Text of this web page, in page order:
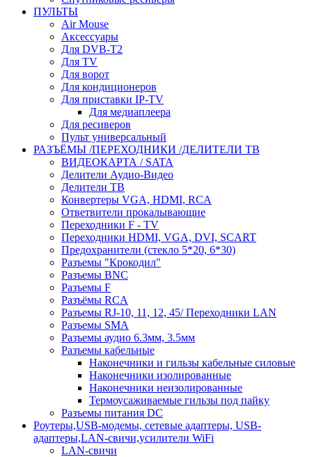
ПУЛЬТЫ
Air Mouse
Аксессуары
Для DVB-T2
Для TV
Для ворот
Для кондиционеров
Для приставки IP-TV
Для медиаплеера
Для ресиверов
Пульт универсальный
РАЗЪЁМЫ /ПЕРЕХОДНИКИ /ДЕЛИТЕЛИ ТВ
ВИДЕОКАРТА / SATA
Делители Аудио-Видео
Делители ТВ
Конвертеры VGA, HDMI, RCA
Ответвители прокалывающие
Переходники F - TV
Переходники HDMI, VGA, DVI, SCART
Предохранители (стекло 5*20, 6*30)
Разъемы "Крокодил"
Разъемы BNC
Разъемы F
Разъёмы RCA
Разъемы RJ-10, 11, 12, 45/ Переходники LAN
Разъемы SMA
Разъемы аудио 6.3мм, 3.5мм
Разъемы кабельные
Наконечники и гильзы кабельные силовые
Наконечники изолированные
Наконечники неизолированные
Термоусаживаемые гильзы под пайку
Разъемы питания DC
Роутеры,USB-модемы, сетевые адаптеры, USB-
адаптеры,LAN-свичи,усилители WiFi
LAN-свичи